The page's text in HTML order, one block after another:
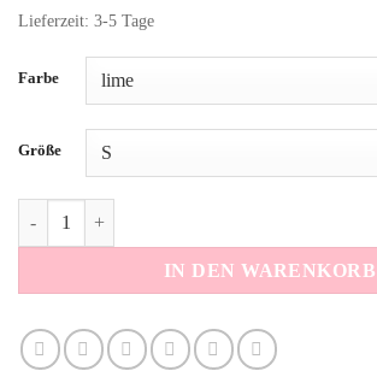
Lieferzeit: 3-5 Tage
Farbe
Größe
IN DEN WARENKORB
Alternative: